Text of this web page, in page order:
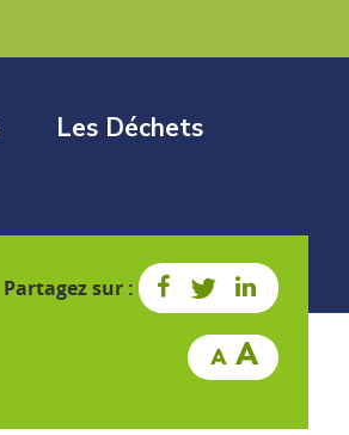
Les Déchets
Partagez sur :